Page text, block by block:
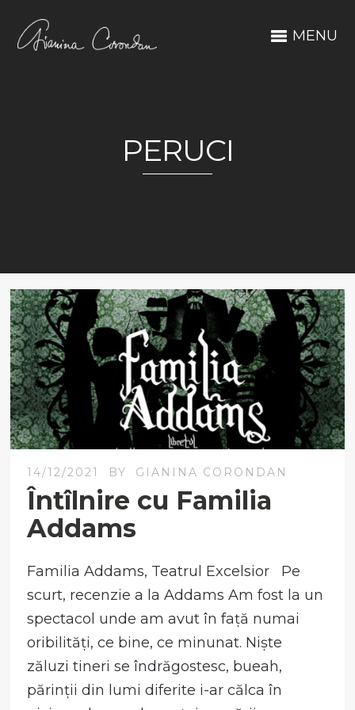
MENU
PERUCI
14/12/2021 BY GIANINA CORONDAN
Întîlnire cu Familia
Addams
Familia Addams, Teatrul Excelsior Pe
scurt, recenzie a la Addams Am fost la un
spectacol unde am avut în față numai
oribilități, ce bine, ce minunat. Niște
zăluzi tineri se îndrăgostesc, bueah,
părinții din lumi diferite i-ar călca în